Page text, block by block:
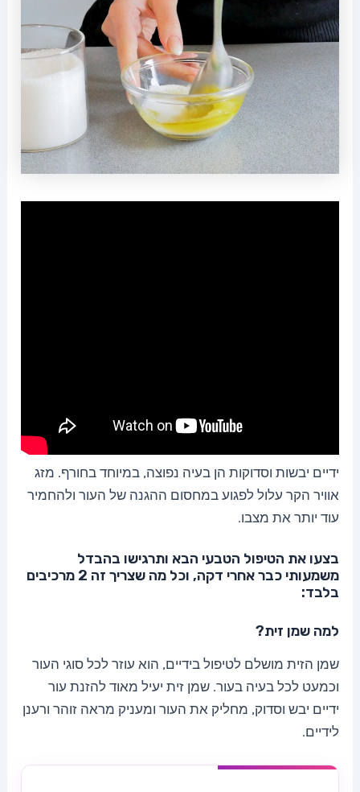
ידיים יבשות וסדוקות הן בעיה נפוצה, במיוחד בחורף. מזג
אוויר הקר עלול לפגוע במחסום ההגנה של העור ולהחמיר
עוד יותר את מצבו.
בצעו את הטיפול הטבעי הבא ותרגישו בהבדל
משמעותי כבר אחרי דקה, וכל מה שצריך זה 2 מרכיבים
בלבד:
למה שמן זית?
שמן הזית מושלם לטיפול בידיים, הוא עוזר לכל סוגי העור
וכמעט לכל בעיה בעור. שמן זית יעיל מאוד להזנת עור
ידיים יבש וסדוק, מחליק את העור ומעניק מראה זוהר ורענן
לידיים.